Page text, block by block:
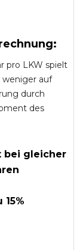
pro LKW spielt
weniger auf
durch
des
bei gleicher